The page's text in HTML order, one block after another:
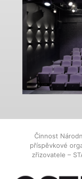
Činnost
příspěvkové
zřizovatele –